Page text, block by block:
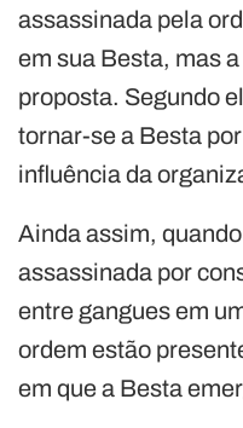
assassinada pela
em sua Besta, mas
proposta. Segundo
tornar-se a Besta
influência da
Ainda assim,
assassinada por
entre gangues em
ordem estão
em que a Besta